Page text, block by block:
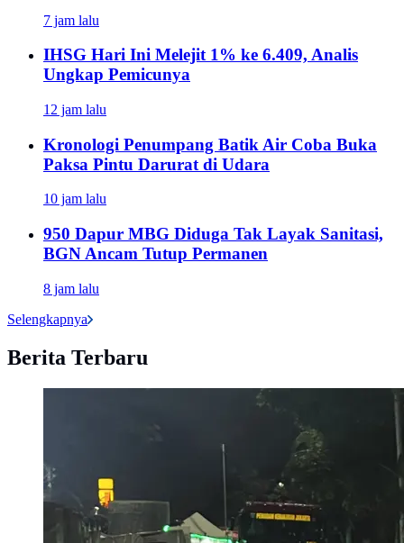
7 jam lalu
IHSG Hari Ini Melejit 1% ke 6.409, Analis
Ungkap Pemicunya
12 jam lalu
Kronologi Penumpang Batik Air Coba Buka
Paksa Pintu Darurat di Udara
10 jam lalu
950 Dapur MBG Diduga Tak Layak Sanitasi,
BGN Ancam Tutup Permanen
8 jam lalu
Selengkapnya
Berita Terbaru